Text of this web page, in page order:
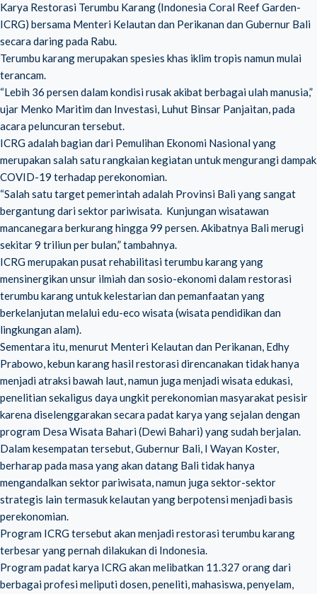
Karya Restorasi Terumbu Karang (Indonesia Coral Reef Garden-
ICRG) bersama Menteri Kelautan dan Perikanan dan Gubernur Bali
secara daring pada Rabu.
Terumbu karang merupakan spesies khas iklim tropis namun mulai
terancam.
“Lebih 36 persen dalam kondisi rusak akibat berbagai ulah manusia,”
ujar Menko Maritim dan Investasi, Luhut Binsar Panjaitan, pada
acara peluncuran tersebut.
ICRG adalah bagian dari Pemulihan Ekonomi Nasional yang
merupakan salah satu rangkaian kegiatan untuk mengurangi dampak
COVID-19 terhadap perekonomian.
“Salah satu target pemerintah adalah Provinsi Bali yang sangat
bergantung dari sektor pariwisata. Kunjungan wisatawan
mancanegara berkurang hingga 99 persen. Akibatnya Bali merugi
sekitar 9 triliun per bulan,” tambahnya.
ICRG merupakan pusat rehabilitasi terumbu karang yang
mensinergikan unsur ilmiah dan sosio-ekonomi dalam restorasi
terumbu karang untuk kelestarian dan pemanfaatan yang
berkelanjutan melalui edu-eco wisata (wisata pendidikan dan
lingkungan alam).
Sementara itu, menurut Menteri Kelautan dan Perikanan, Edhy
Prabowo, kebun karang hasil restorasi direncanakan tidak hanya
menjadi atraksi bawah laut, namun juga menjadi wisata edukasi,
penelitian sekaligus daya ungkit perekonomian masyarakat pesisir
karena diselenggarakan secara padat karya yang sejalan dengan
program Desa Wisata Bahari (Dewi Bahari) yang sudah berjalan.
Dalam kesempatan tersebut, Gubernur Bali, I Wayan Koster,
berharap pada masa yang akan datang Bali tidak hanya
mengandalkan sektor pariwisata, namun juga sektor-sektor
strategis lain termasuk kelautan yang berpotensi menjadi basis
perekonomian.
Program ICRG tersebut akan menjadi restorasi terumbu karang
terbesar yang pernah dilakukan di Indonesia.
Program padat karya ICRG akan melibatkan 11.327 orang dari
berbagai profesi meliputi dosen, peneliti, mahasiswa, penyelam,